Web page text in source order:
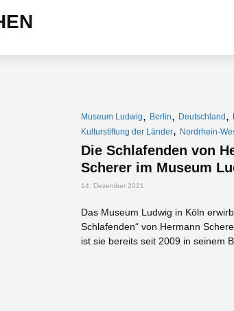
Museum Ludwig, Berlin, Deutschland ,
Kulturstiftung der Länder, Nordrhein-
Die Schlafenden von
Scherer im Museum
14. Dezember 2021
Das Museum Ludwig in Köln
Schlafenden“ von Hermann
ist sie bereits seit 2009 in seinem